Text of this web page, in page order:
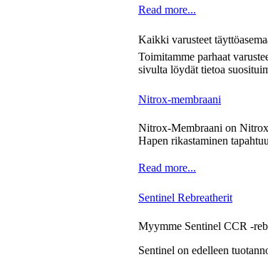
Read more...
Kaikki varusteet
Toimitamme parhaat
sivulta löydät tietoa
Nitrox-membraani
Nitrox-Membraani on
Hapen rikastaminen
Read more...
Sentinel Rebreatherit
Myymme Sentinel CCR -
Sentinel on edelleen